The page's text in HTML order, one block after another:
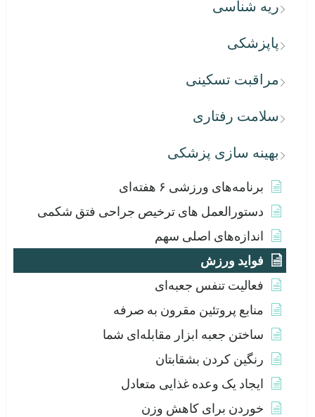
ریه شناسی
پاپزشکی
مراقبت تسکینی
سلامت رفتاری
بهینه سازی پزشکی
برنامه‌های ورزشی ۶ هفته‌ای
دستورالعمل های ترخیص جراحی فتق شکمی
اندازه‌های اصلی سهم
فواید ورزش
فعالیت تنفس جعبه‌ای
منابع پروتئین مقرون به صرفه
ساختن جعبه ابزار مقابله‌ای شما
رنگین کردن بشقابتان
ایجاد یک وعده غذایی متعادل
خوردن برای کاهش وزن